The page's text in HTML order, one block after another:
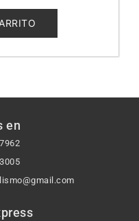
en